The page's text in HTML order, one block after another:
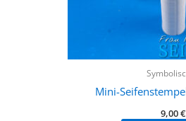
Mini-
9,00€